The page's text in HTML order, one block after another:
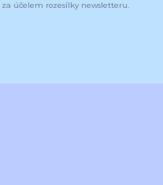
za účelem rozesílky newsletteru.